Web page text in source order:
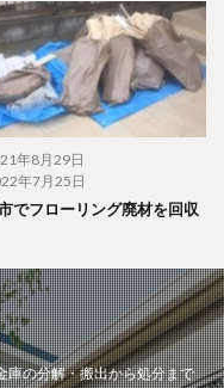
年8月29日
年7月25日
でフローリング廃材を回収
庫の分解・搬出から処分まで